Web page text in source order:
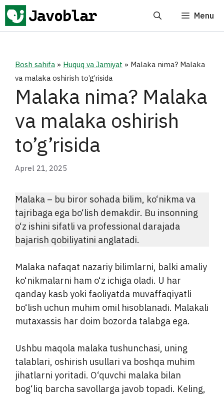
Skip
to
content
Menu
Bosh sahifa » Huquq va Jamiyat » Malaka nima? Malaka
va malaka oshirish to’g’risida
Malaka nima? Malaka
va malaka oshirish
to’g’risida
Aprel 21, 2025
Malaka – bu biror sohada bilim, ko‘nikma va
tajribaga ega bo‘lish demakdir. Bu insonning
o‘z ishini sifatli va professional darajada
bajarish qobiliyatini anglatadi.
Malaka nafaqat nazariy bilimlarni, balki amaliy
ko‘nikmalarni ham o‘z ichiga oladi. U har
qanday kasb yoki faoliyatda muvaffaqiyatli
bo‘lish uchun muhim omil hisoblanadi. Malakali
mutaxassis har doim bozorda talabga ega.
Ushbu maqola malaka tushunchasi, uning
talablari, oshirish usullari va boshqa muhim
jihatlarni yoritadi. O‘quvchi malaka bilan
bog‘liq barcha savollarga javob topadi. Keling,